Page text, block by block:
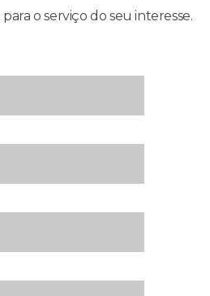
o serviço do seu interesse.